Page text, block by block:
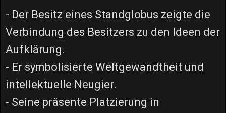
- Der Besitz eines Standglobus zeigte die
Verbindung des Besitzers zu den Ideen der
Aufklärung.
- Er symbolisierte Weltgewandtheit und
intellektuelle Neugier.
- Seine präsente Platzierung in